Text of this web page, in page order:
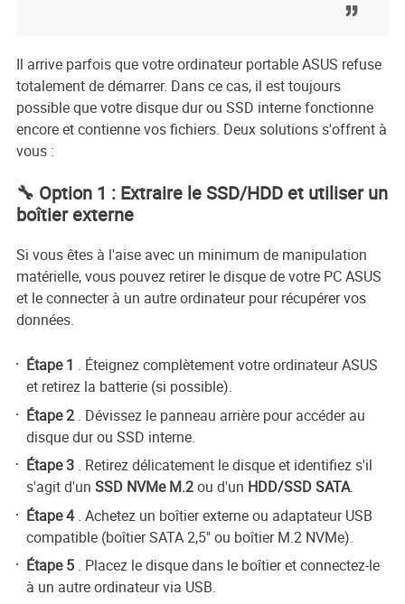
Il arrive parfois que votre ordinateur portable ASUS refuse
totalement de démarrer. Dans ce cas, il est toujours
possible que votre disque dur ou SSD interne fonctionne
encore et contienne vos fichiers. Deux solutions s'offrent à
vous :
🔧 Option 1 : Extraire le SSD/HDD et utiliser un
boîtier externe
Si vous êtes à l'aise avec un minimum de manipulation
matérielle, vous pouvez retirer le disque de votre PC ASUS
et le connecter à un autre ordinateur pour récupérer vos
données.
Étape 1 . Éteignez complètement votre ordinateur ASUS
et retirez la batterie (si possible).
Étape 2 . Dévissez le panneau arrière pour accéder au
disque dur ou SSD interne.
Étape 3 . Retirez délicatement le disque et identifiez s'il
s'agit d'unSSD NVMe M.2ou d'un HDD/SSD SATA.
Étape 4. Achetez un boîtier externe ou adaptateur USB
compatible (boîtier SATA 2,5'' ou boîtier M.2 NVMe).
Étape 5 . Placez le disque dans le boîtier et connectez-le
à un autre ordinateur via USB.